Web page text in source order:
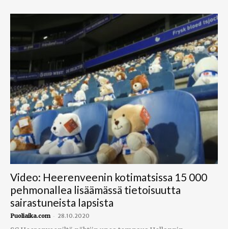
Video: Heerenveenin kotimatsissa 15 000
pehmonallea lisäämässä tietoisuutta
sairastuneista lapsista
Puoliaika.com - 28.10.2020